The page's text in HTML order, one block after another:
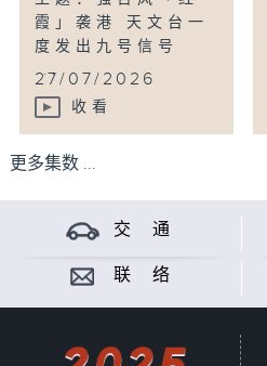
霞」袭港 天文台一
度发出九号信号
...
27/07/2026
收看
更多集数 ...
交 通
联 络